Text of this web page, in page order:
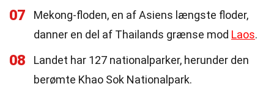
07
Mekong-floden, en af Asiens længste floder,
danner en del af Thailands grænse mod Laos.
08
Landet har 127 nationalparker, herunder den
berømte Khao Sok Nationalpark.